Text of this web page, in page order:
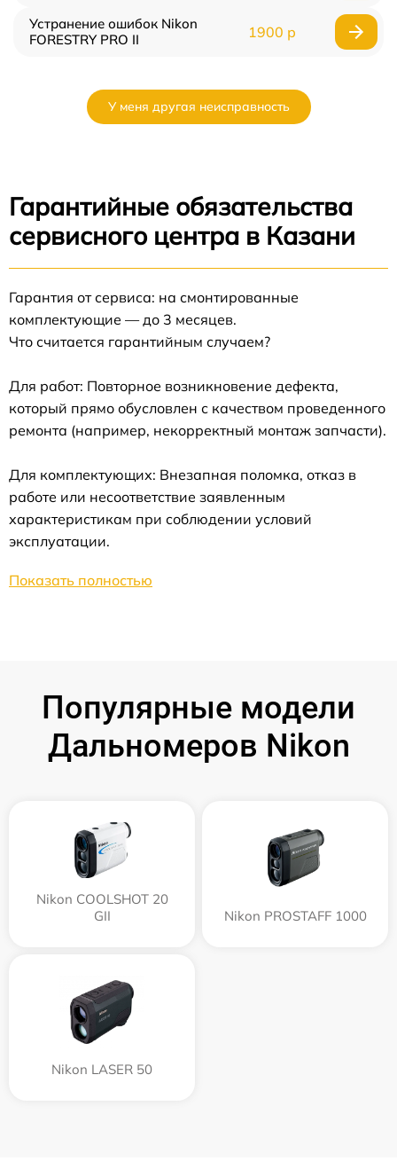
Устранение ошибок Nikon
FORESTRY PRO II
1900 р
У меня другая неисправность
Гарантийные обязательства
сервисного центра в Казани
Гарантия от сервиса: на смонтированные
комплектующие — до 3 месяцев.
Что считается гарантийным случаем?
Для работ: Повторное возникновение дефекта,
который прямо обусловлен с качеством проведенного
ремонта (например, некорректный монтаж запчасти).
Для комплектующих: Внезапная поломка, отказ в
работе или несоответствие заявленным
характеристикам при соблюдении условий
эксплуатации.
Показать полностью
Популярные модели
Дальномеров Nikon
Nikon COOLSHOT 20
GII
Nikon PROSTAFF 1000
Nikon LASER 50